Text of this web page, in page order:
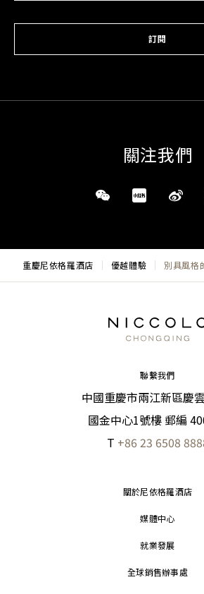
訂閱
關注我們
重慶尼依格羅酒店 優越體驗 別具風格
聯繫我們
中國重慶市兩江新區慶
國金中心1號樓 郵編
T +86 23 6508
關於尼依格羅酒店
媒體中心
就業發展
全球銷售辦事處